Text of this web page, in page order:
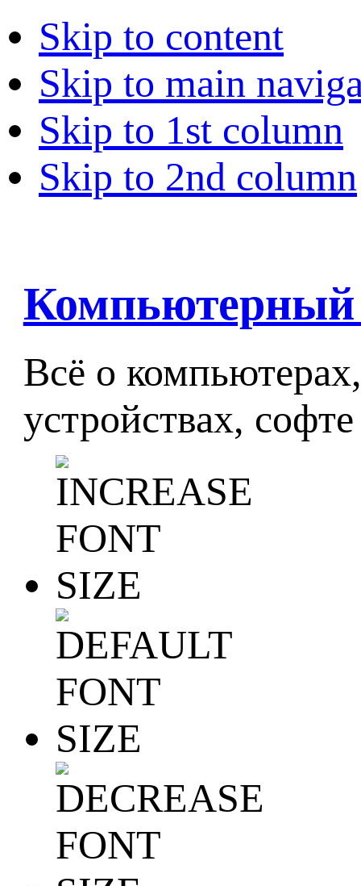
Skip to content
Skip to main
Skip to 1st column
Skip to 2nd column
Компьютерный
Всё о
устройствах,